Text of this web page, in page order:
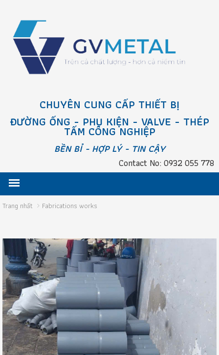
CHUYÊN CUNG CẤP THIẾT BỊ
ĐƯỜNG ỐNG - PHỤ KIỆN - VALVE - THÉP
TẤM CÔNG NGHIỆP
BỀN BỈ - HỢP LÝ - TIN CẬY
Contact No: 0932 055 778
Trang nhất Fabrications works